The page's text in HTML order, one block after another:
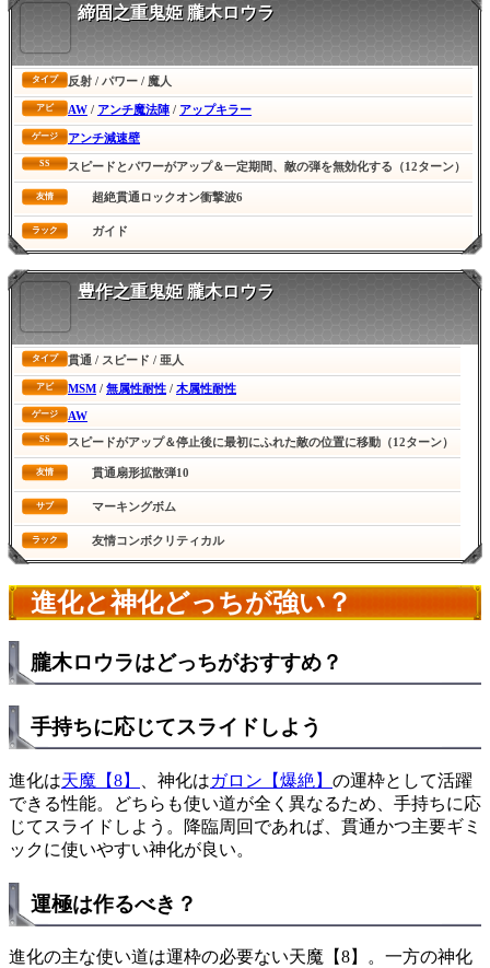
締固之重鬼姫 朧木ロウラ
タイプ 反射 / パワー / 魔人
アビ AW / アンチ魔法陣 / アップキラー
ゲージ アンチ減速壁
SS スピードとパワーがアップ＆一定期間、敵の弾を無効化する（12ターン）
友情 超絶貫通ロックオン衝撃波6
ラック ガイド
豊作之重鬼姫 朧木ロウラ
タイプ 貫通 / スピード / 亜人
アビ MSM / 無属性耐性 / 木属性耐性
ゲージ AW
SS スピードがアップ＆停止後に最初にふれた敵の位置に移動（12ターン）
友情 貫通扇形拡散弾10
サブ マーキングボム
ラック 友情コンボクリティカル
進化と神化どっちが強い？
朧木ロウラはどっちがおすすめ？
手持ちに応じてスライドしよう
進化は天魔【8】 、神化はガロン【爆絶】 の運枠として活躍
できる性能。どちらも使い道が全く異なるため、手持ちに応
じてスライドしよう。降臨周回であれば、貫通かつ主要ギミ
ックに使いやすい神化が良い。
運極は作るべき？
進化の主な使い道は運枠の必要ない天魔【8】。一方の神化